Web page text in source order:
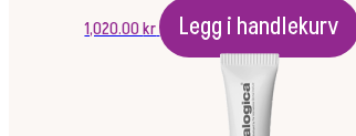
1,020.00kr Legg i handlekurv